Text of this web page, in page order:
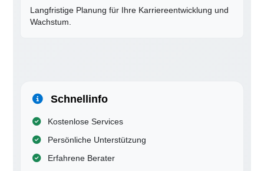
Langfristige Planung für Ihre Karriereentwicklung und
Wachstum.
Schnellinfo
Kostenlose Services
Persönliche Unterstützung
Erfahrene Berater